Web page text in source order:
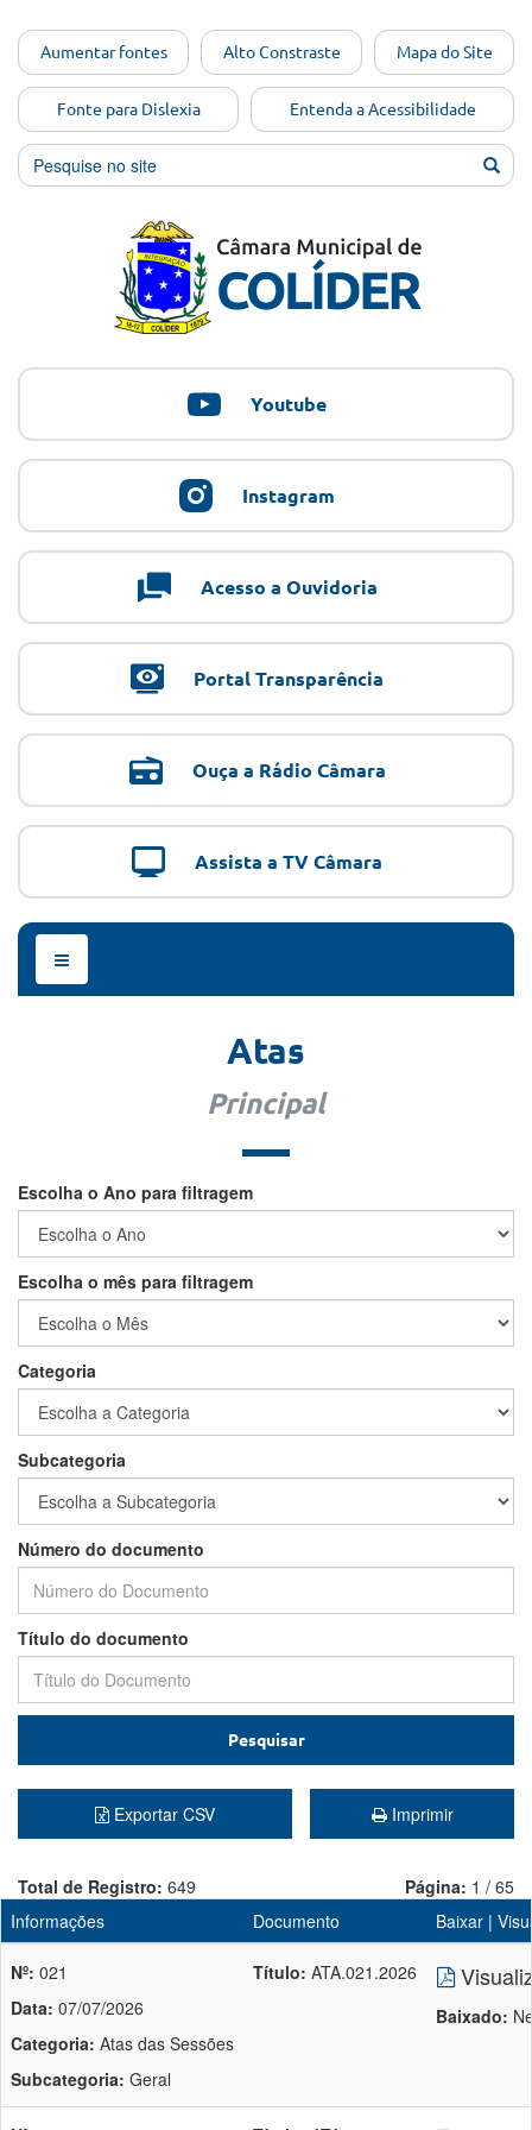
conteúdo
[Alt+1]
Ir para
o menu
[Alt+2]
[Alt+4]
Aumentar fontes Alto Constraste Mapa do Site
Fonte para Dislexia Entenda a Acessibilidade
Youtube
Instagram
Acesso a Ouvidoria
Portal Transparência
Ouça a Rádio Câmara
Assista a TV Câmara
Menu
de
Atas
Principal
Escolha o Ano para filtragem
Escolha o mês para filtragem
Categoria
Subcategoria
Número do documento
Título do documento
Pesquisar
Exportar CSV Imprimir
Total de Registro: 649 Página: 1 / 65
Informações
Documento Baixar |
Nº: 021
Data: 07/07/2026
Categoria: Atas das Sessões
Subcategoria: Geral
Título: ATA.021.2026
Baixado: